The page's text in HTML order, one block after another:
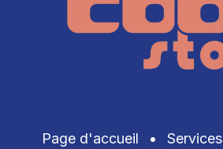
Page d'accueil • Services